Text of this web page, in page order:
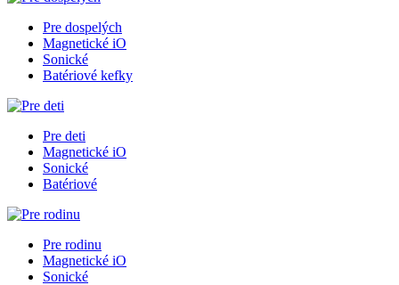
Pre dospelých
Magnetické iO
Sonické
Batériové kefky
Pre deti
Magnetické iO
Sonické
Batériové
Pre rodinu
Magnetické iO
Sonické